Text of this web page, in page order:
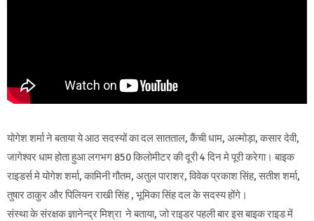
योगेश शर्मा ने बताया ये आठ सदस्यों का दल सातताल, कैंची धाम, अल्मोड़ा, कसार देवी,
जागेश्वर धाम होता हुआ लगभग 850 किलोमीटर की दूरी 4 दिन मे पूरी करेगा। बाइक
राइडर्स मे योगेश शर्मा, कामिनी गौतम, अतुल पाराशर, विवेक प्रकाश सिंह, सतीश शर्मा,
तुषार ठाकुर और पिलियन राखी सिंह , भूमिका सिंह दल के सदस्य होंगे।
संस्था के संरक्षक ज्ञानेन्द्र मिश्रा ने बताया, जो राइडर पहली बार इस बाइक राइड में